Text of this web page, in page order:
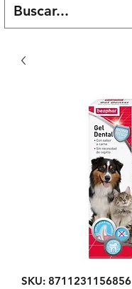
SKU: 8711231156856